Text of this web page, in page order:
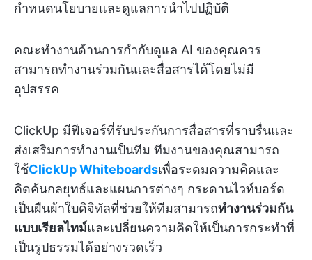
กำหนดนโยบายและดูแลการนำไปปฏิบัติ
คณะทำงานด้านการกำกับดูแล AI ของคุณควร
สามารถทำงานร่วมกันและสื่อสารได้โดยไม่มี
อุปสรรค
ClickUp มีฟีเจอร์ที่รับประกันการสื่อสารที่ราบรื่นและ
ส่งเสริมการทำงานเป็นทีม ทีมงานของคุณสามารถ
ใช้ClickUp Whiteboardsเพื่อระดมความคิดและ
คิดค้นกลยุทธ์และแผนการต่างๆ กระดานไวท์บอร์ด
เป็นผืนผ้าใบดิจิทัลที่ช่วยให้ทีมสามารถทำงานร่วมกัน
แบบเรียลไทม์และเปลี่ยนความคิดให้เป็นการกระทำที่
เป็นรูปธรรมได้อย่างรวดเร็ว